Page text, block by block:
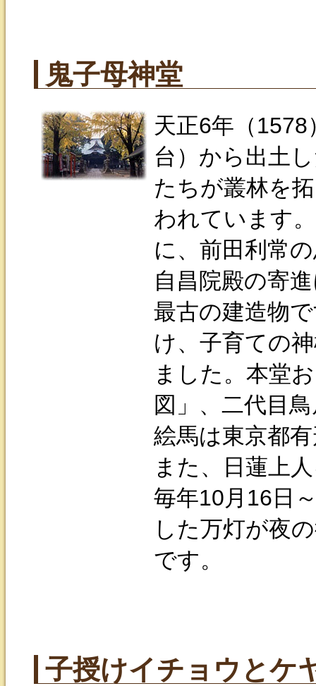
鬼子母神堂
天正6年（
台）から出土
たちが叢林を
われています
に、前田利常
自昌院殿の寄
最古の建造物
け、子育ての
ました。本堂
図」、二代目
絵馬は東京都
また、日蓮上
毎年10月16日
した万灯が夜
です。
子授けイチョウとケ